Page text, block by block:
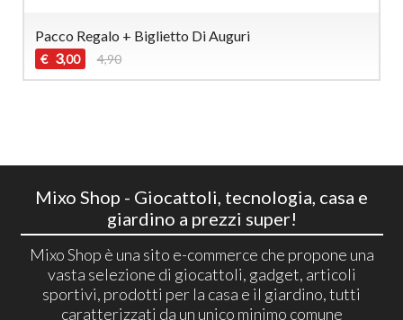
Pacco Regalo + Biglietto Di Auguri
€ 3,00 4,90
Mixo Shop - Giocattoli, tecnologia, casa e
giardino a prezzi super!
Mixo Shop è una sito e-commerce che propone una
vasta selezione di giocattoli, gadget, articoli
sportivi, prodotti per la casa e il giardino, tutti
caratterizzati da un unico minimo comune